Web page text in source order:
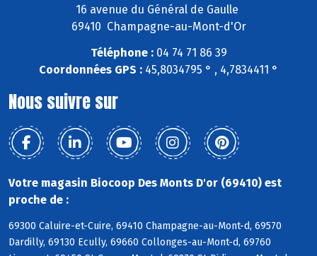
16 avenue du Général de Gaulle
69410 Champagne-au-Mont-d'Or
Téléphone :04 74 71 86 39
Coordonnées GPS : 45,8034795 ° , 4,7834411 °
Nous suivre sur
Votre magasin Biocoop Des Monts D'or (69410) est
proche de :
69300 Caluire-et-Cuire, 69410 Champagne-au-Mont-d, 69570
Dardilly, 69130 Ecully, 69660 Collonges-au-Mont-d, 69760